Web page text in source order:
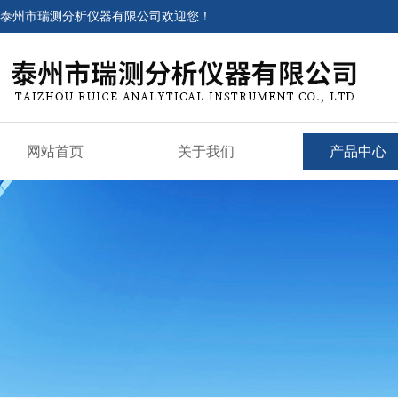
泰州市瑞测分析仪器有限公司欢迎您！
网站首页 关于我们 产品中心